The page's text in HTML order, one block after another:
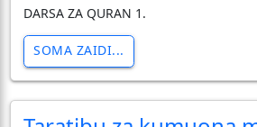
DARSA ZA QURAN 1.
SOMA ZAIDI...